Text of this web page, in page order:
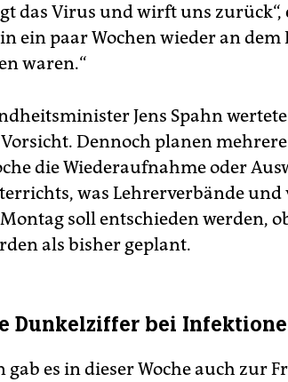
das Virus und wirft uns zurück“,
ein paar Wochen wieder an
waren.“
Jens Spahn
Dennoch planen
die Wiederaufnahme oder
was Lehrerverbände und
soll entschieden werden,
als bisher geplant.
Dunkelziffer bei
gab es in dieser Woche auch zur